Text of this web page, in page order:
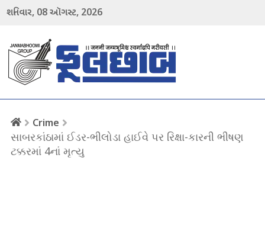
શનિવાર, 08ઑગસ્ટ, 2026
Crime
સાબરકાંઠામાં ઈડર-ભીલોડા હાઈવે પર રિક્ષા-કારની ભીષણ
ટક્કરમાં 4નાં મૃત્યુ